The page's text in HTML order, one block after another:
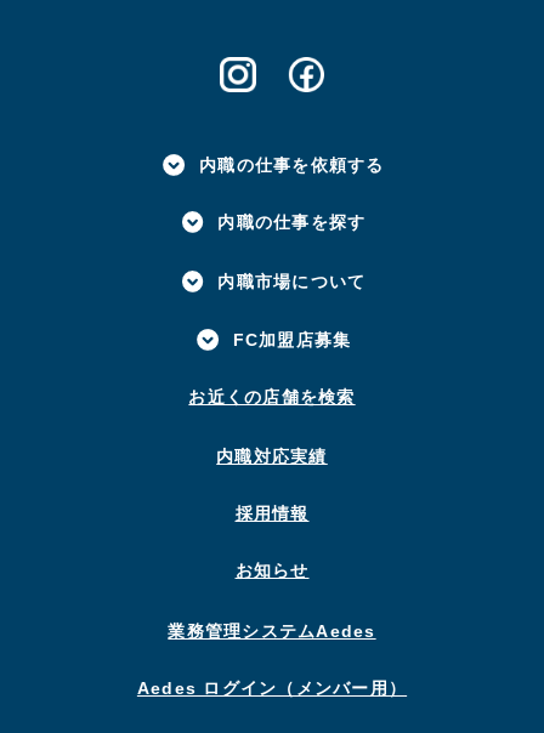
内職の仕事を依頼する
内職の仕事を探す
内職市場について
FC加盟店募集
お近くの店舗を検索
内職対応実績
採用情報
お知らせ
業務管理システムAedes
Aedes ログイン（メンバー用）